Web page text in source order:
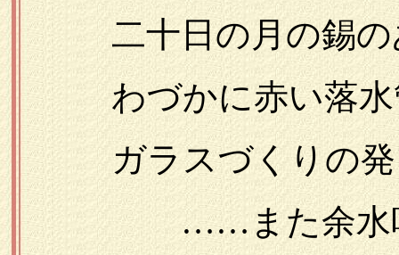
二十日の月の錫の
わづかに赤い落水
ガラスづくりの発
……また余水吐